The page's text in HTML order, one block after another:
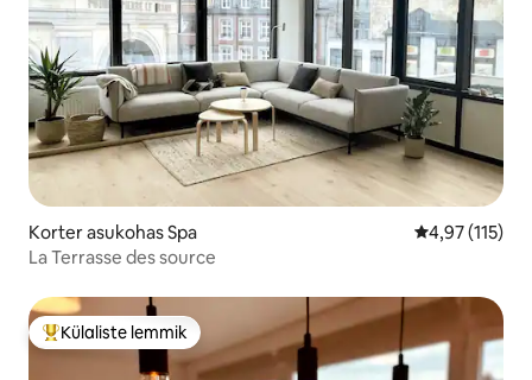
Korter asukohas Spa Keskmine
4,97 (115)
La Terrasse des source
Külaliste suur lemmik
Külaliste lemmik